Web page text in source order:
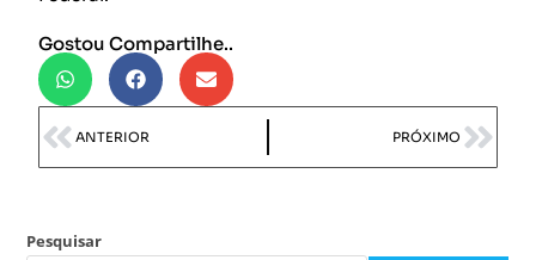
Gostou Compartilhe..
ANTERIOR PRÓXIMO
Pesquisar